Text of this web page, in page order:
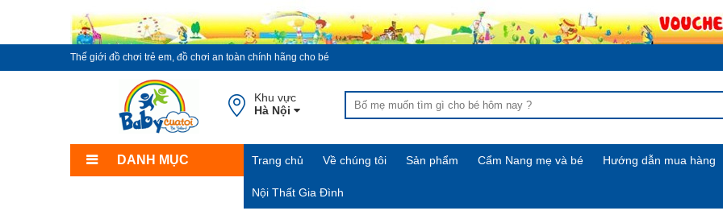
Thế giới đồ chơi trẻ em, đồ chơi an toàn chính hãng cho bé
Khu vực
Hà Nội
DANH MỤC Trang chủ Về chúng tôi Sản phẩm Cẩm Nang mẹ và bé Hướng dẫn mua hàng
Nội Thất Gia Đình